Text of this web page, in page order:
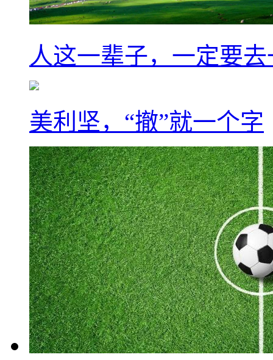
人这一辈子，一定要
美利坚，“撤”就一个字